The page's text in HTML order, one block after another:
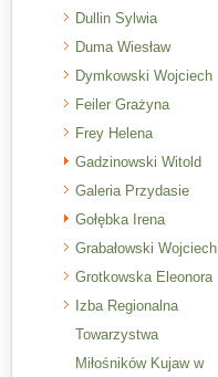
Dullin Sylwia
Duma Wiesław
Dymkowski Wojciech
Feiler Grażyna
Frey Helena
Gadzinowski Witold
Galeria Przydasie
Gołębka Irena
Grabałowski Wojciech
Grotkowska Eleonora
Izba Regionalna
Towarzystwa
Miłośników Kujaw w